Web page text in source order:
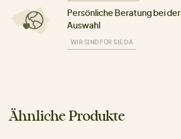
Persönliche Beratung bei der
Auswahl
WIR SIND FÜR SIE DA
Ähnliche Produkte